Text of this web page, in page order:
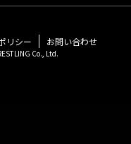
リシー お問い合わせ
Co., Ltd.